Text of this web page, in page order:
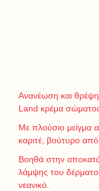
Ανανέωση και
Land κρέμα
Με πλούσιο μείγμα
καριτέ, βούτυρο
Βοηθά στην
λάμψης του
νεανικό.